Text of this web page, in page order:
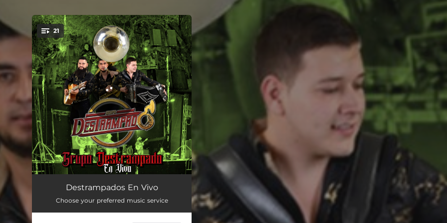
You're all set!
21
Jardín Olvidado (En Vivo)
Chale (En Vivo) 02:51
Destrampados En Vivo
Choose your preferred music service